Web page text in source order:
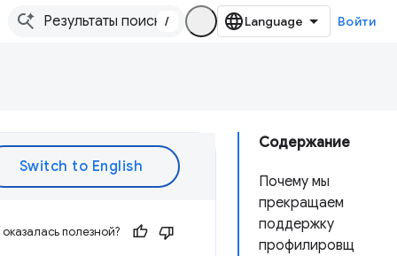
/ Войти
Содержание
Почему мы
прекращаем
поддержку
профилировщ
полезной?